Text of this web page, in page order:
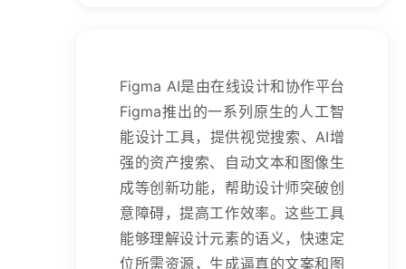
Figma AI是由在线设计和协作平台
Figma推出的一系列原生的人工智
能设计工具，提供视觉搜索、AI增
强的资产搜索、自动文本和图像生
成等创新功能，帮助设计师突破创
意障碍，提高工作效率。这些工具
能够理解设计元素的语义，快速定
位所需资源，生成逼真的文案和图